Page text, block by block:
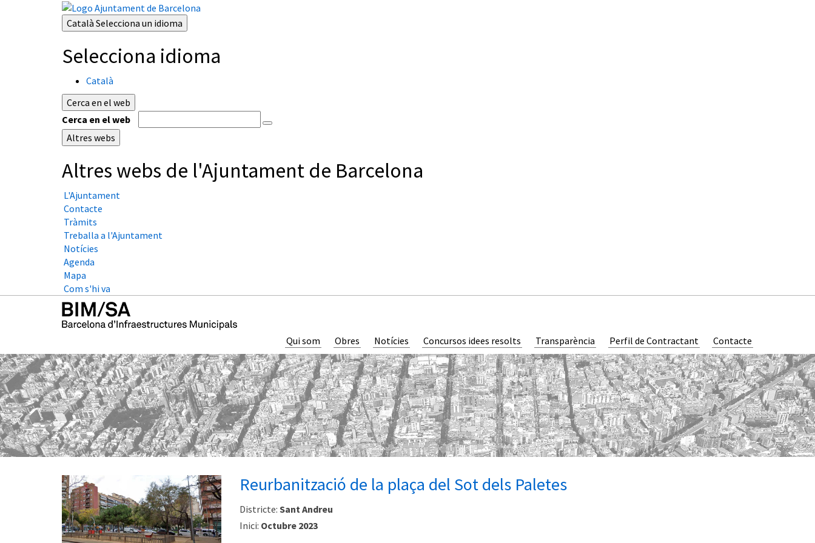
Català Selecciona un idioma
Selecciona idioma
Català
Cerca en el web
Cerca en el web
Altres webs
Altres webs de l'Ajuntament de Barcelona
L'Ajuntament
Contacte
Tràmits
Treballa a l'Ajuntament
Notícies
Agenda
Mapa
Com s'hi va
Qui som Obres Notícies Concursos idees resolts Transparència Perfil de Contractant Contacte
Reurbanització de la plaça del Sot dels Paletes
Districte: Sant Andreu
Inici: Octubre 2023